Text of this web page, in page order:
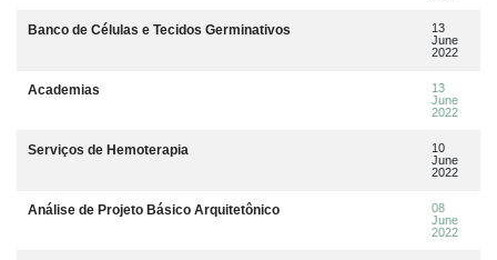
Banco de Células e Tecidos Germinativos
13
June
2022
Academias
13
June
2022
Serviços de Hemoterapia
10
June
2022
Análise de Projeto Básico Arquitetônico
08
June
2022